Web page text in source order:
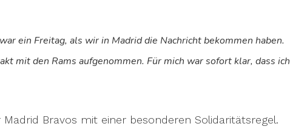
ein Freitag, als wir in Madrid die Nachricht bekommen haben.
mit den Rams aufgenommen. Für mich war sofort klar, dass ich
Bravos mit einer besonderen Solidaritätsregel.